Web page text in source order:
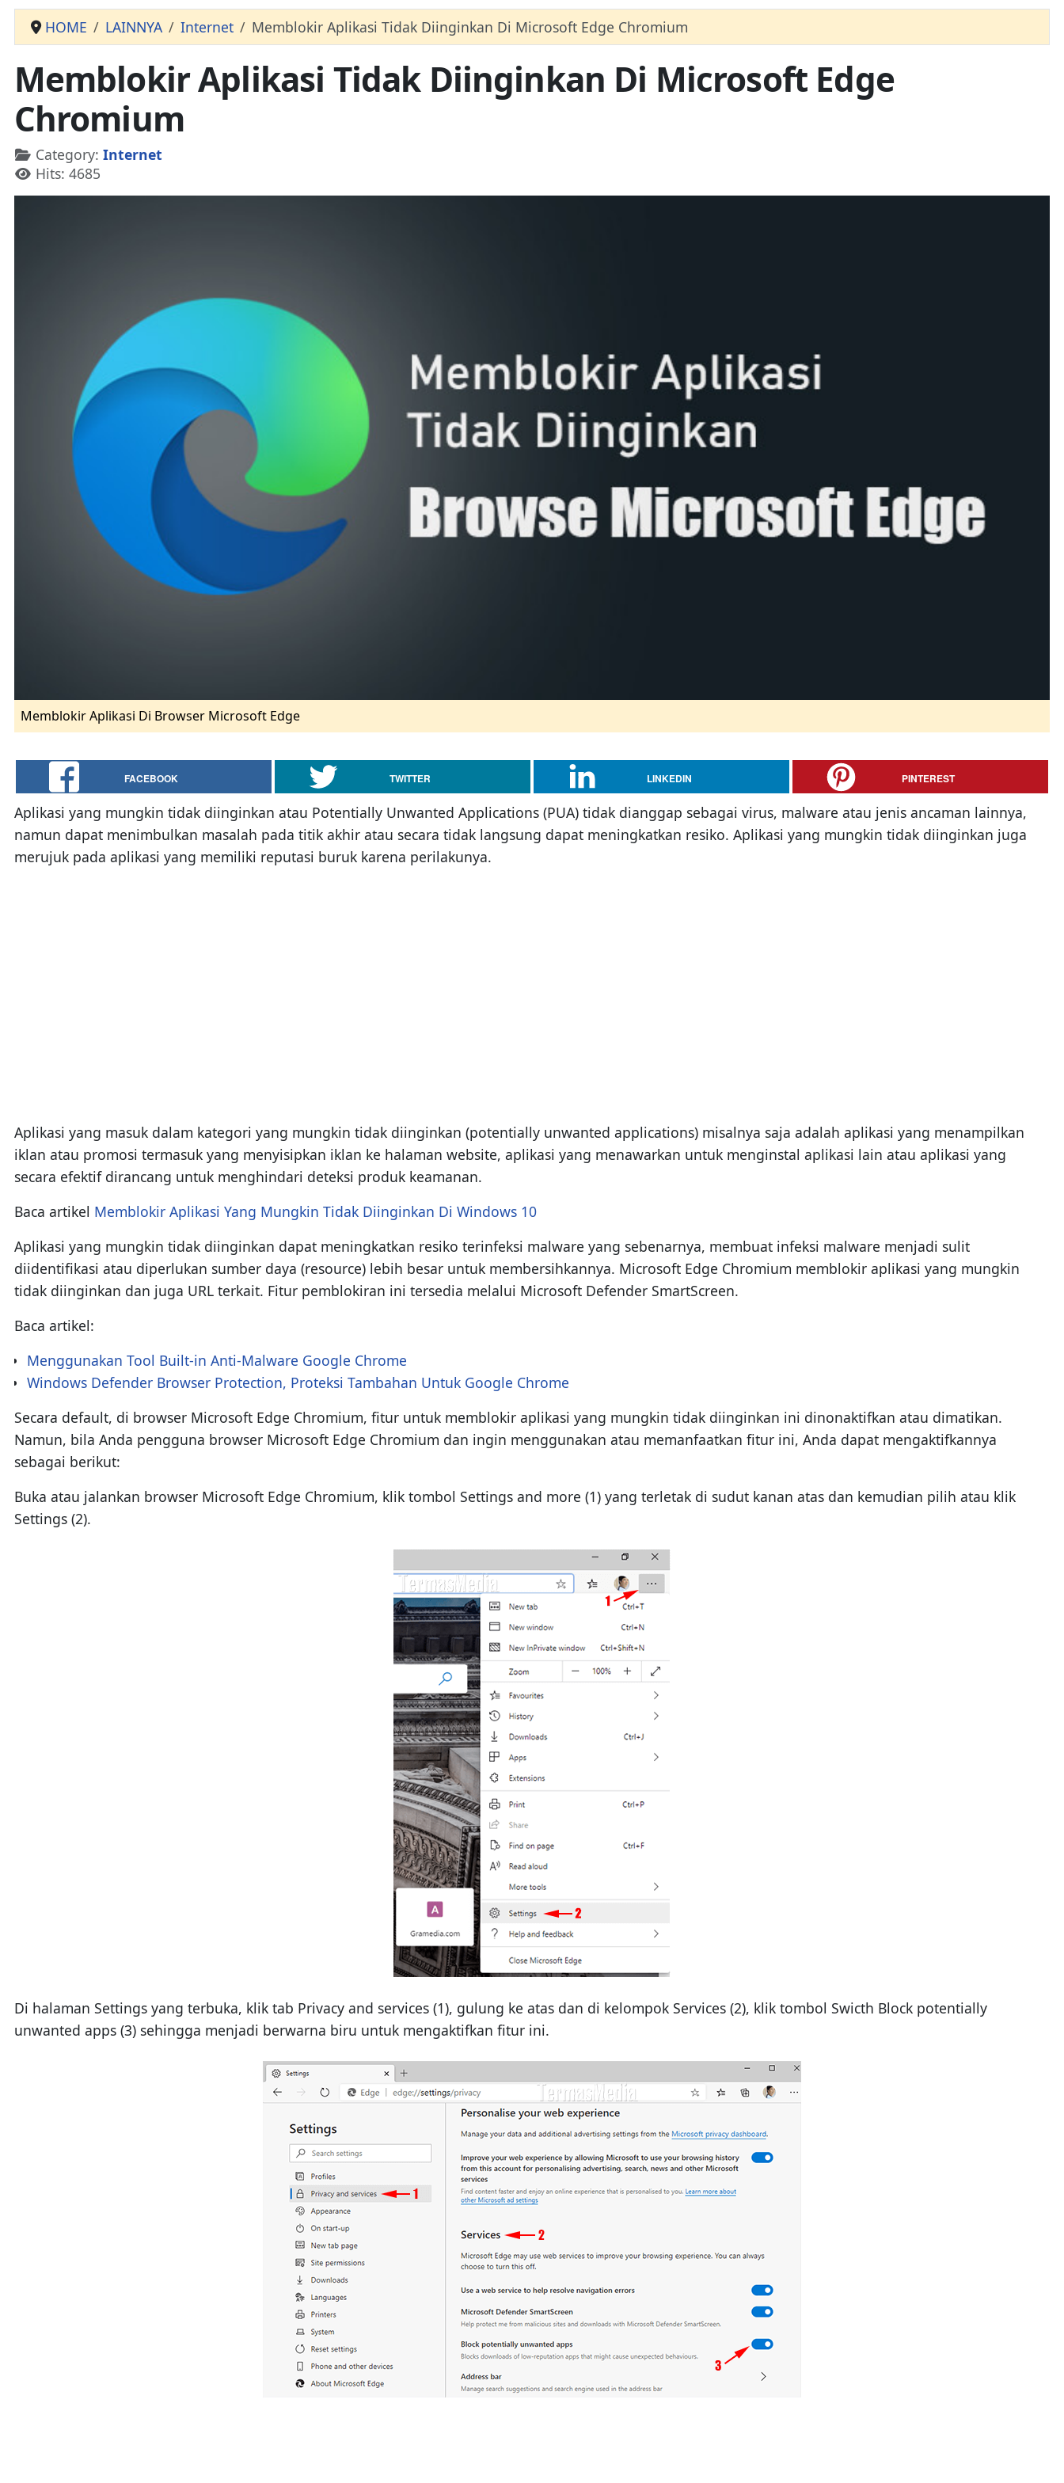
HOME LAINNYA Internet Memblokir Aplikasi Tidak Diinginkan Di Microsoft Edge Chromium
Memblokir Aplikasi Tidak Diinginkan Di Microsoft Edge
Chromium
Details
Category: Internet
Hits: 4685
Memblokir Aplikasi Di Browser Microsoft Edge
FACEBOOK TWITTER LINKEDIN PINTEREST
Aplikasi yang mungkin tidak diinginkan atau Potentially Unwanted Applications (PUA) tidak dianggap sebagai virus, malware atau jenis ancaman lainnya,
namun dapat menimbulkan masalah pada titik akhir atau secara tidak langsung dapat meningkatkan resiko. Aplikasi yang mungkin tidak diinginkan juga
merujuk pada aplikasi yang memiliki reputasi buruk karena perilakunya.
Aplikasi yang masuk dalam kategori yang mungkin tidak diinginkan (potentially unwanted applications) misalnya saja adalah aplikasi yang menampilkan
iklan atau promosi termasuk yang menyisipkan iklan ke halaman website, aplikasi yang menawarkan untuk menginstal aplikasi lain atau aplikasi yang
secara efektif dirancang untuk menghindari deteksi produk keamanan.
Baca artikel Memblokir Aplikasi Yang Mungkin Tidak Diinginkan Di Windows 10
Aplikasi yang mungkin tidak diinginkan dapat meningkatkan resiko terinfeksi malware yang sebenarnya, membuat infeksi malware menjadi sulit
diidentifikasi atau diperlukan sumber daya (resource) lebih besar untuk membersihkannya. Microsoft Edge Chromium memblokir aplikasi yang mungkin
tidak diinginkan dan juga URL terkait. Fitur pemblokiran ini tersedia melalui Microsoft Defender SmartScreen.
Baca artikel:
Menggunakan Tool Built-in Anti-Malware Google Chrome
Windows Defender Browser Protection, Proteksi Tambahan Untuk Google Chrome
Secara default, di browser Microsoft Edge Chromium, fitur untuk memblokir aplikasi yang mungkin tidak diinginkan ini dinonaktifkan atau dimatikan.
Namun, bila Anda pengguna browser Microsoft Edge Chromium dan ingin menggunakan atau memanfaatkan fitur ini, Anda dapat mengaktifkannya
sebagai berikut:
Buka atau jalankan browser Microsoft Edge Chromium, klik tombol Settings and more (1) yang terletak di sudut kanan atas dan kemudian pilih atau klik
Settings (2).
Di halaman Settings yang terbuka, klik tab Privacy and services (1), gulung ke atas dan di kelompok Services (2), klik tombol Swicth Block potentially
unwanted apps (3) sehingga menjadi berwarna biru untuk mengaktifkan fitur ini.